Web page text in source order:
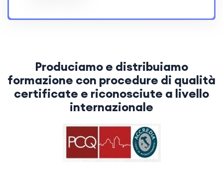
Produciamo e distribuiamo
formazione con procedure di qualità
certificate e riconosciute a livello
internazionale